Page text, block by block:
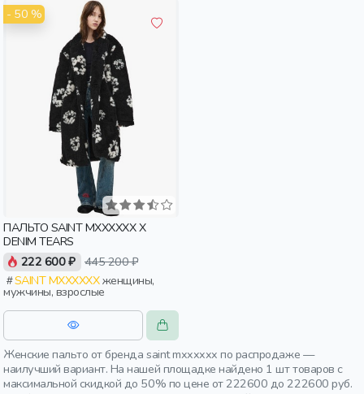
- 50 %
ПАЛЬТО SAINT MXXXXXX X
DENIM TEARS
222 600 ₽ 445 200 ₽
SAINT MXXXXXXженщины,
мужчины, взрослые
Женские пальто от бренда saint mxxxxxx по распродаже —
наилучший вариант. На нашей площадке найдено 1 шт товаров с
максимальной скидкой до 50% по цене от 222600 до 222600 руб.